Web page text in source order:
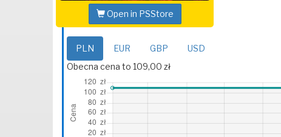
Open in PSStore
PLN EUR GBP
USD
Obecna cena to 109,00 zł